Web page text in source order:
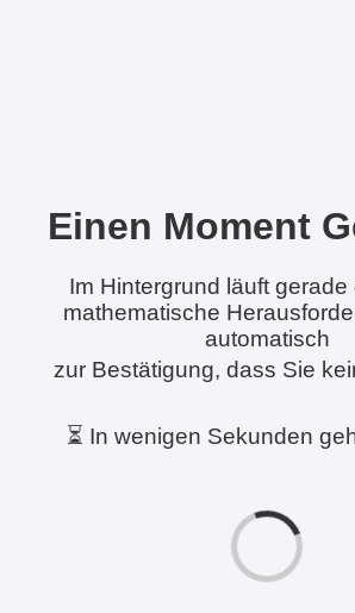
Einen Moment
Im Hintergrund läuft gerade
mathematische
automatisch
zur Bestätigung, dass Sie
⏳ In wenigen Sekunden